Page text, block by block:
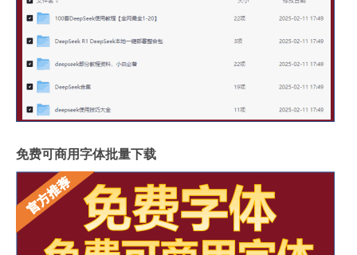
免费可商用字体批量下载